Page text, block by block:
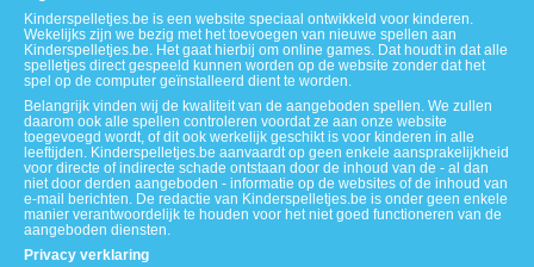
Kinderspelletjes.be is een website speciaal ontwikkeld voor kinderen.
Wekelijks zijn we bezig met het toevoegen van nieuwe spellen aan
Kinderspelletjes.be. Het gaat hierbij om online games. Dat houdt in dat alle
spelletjes direct gespeeld kunnen worden op de website zonder dat het
spel op de computer geïnstalleerd dient te worden.
Belangrijk vinden wij de kwaliteit van de aangeboden spellen. We zullen
daarom ook alle spellen controleren voordat ze aan onze website
toegevoegd wordt, of dit ook werkelijk geschikt is voor kinderen in alle
leeftijden. Kinderspelletjes.be aanvaardt op geen enkele aansprakelijkheid
voor directe of indirecte schade ontstaan door de inhoud van de - al dan
niet door derden aangeboden - informatie op de websites of de inhoud van
e-mail berichten. De redactie van Kinderspelletjes.be is onder geen enkele
manier verantwoordelijk te houden voor het niet goed functioneren van de
aangeboden diensten.
Privacy verklaring